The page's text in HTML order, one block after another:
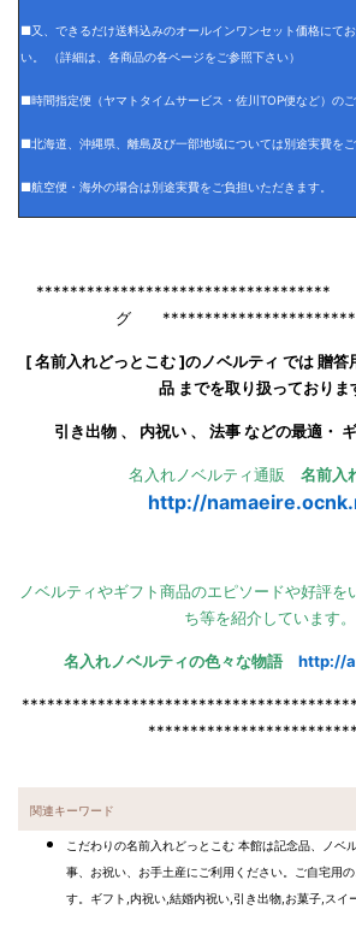
■又、できるだけ送料込みのオールインワンセット価格にて
い。 （詳細は、各商品の各ページをご参照下さい）
■時間指定便（ヤマトタイムサービス・佐川TOP便など）の
■北海道、沖縄県、離島及び一部地域については別途実費をご
■航空便・海外の場合は別途実費をご負担いただきます。
***********************************
グ
[ 名前入れどっとこむ ]のノベルティ では 贈
品 までを取り扱っておりま
引き出物 、 内祝い 、 法事 などの最適・
名入れノベルティ通販 名前入
http://
ノベルティやギフト商品のエピソードや好評を
ち等を紹介しています。
名入れノベルティの色々な物語 http://
関連キーワード
こだわりの名前入れどっとこむ 本館は記念品、ノベ
事、お祝い、お手土産にご利用ください。ご自宅用
す。ギフト,内祝い,結婚内祝い,引き出物,お菓子,スイ